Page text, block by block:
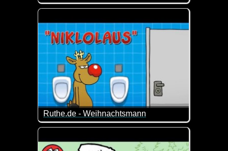
So kann man sich täuschen :-)
Ruthe.de - Weihnachtsmann
Der Weihnachtsmann ist da! Und er bringt nicht